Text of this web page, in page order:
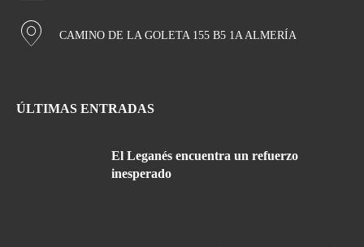
CAMINO DE LA GOLETA 155 B5 1A ALMERÍA
ÚLTIMAS ENTRADAS
El Leganés encuentra un refuerzo
inesperado